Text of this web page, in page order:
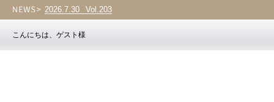
2026.7.30 Vol.203
こんにちは、ゲスト様